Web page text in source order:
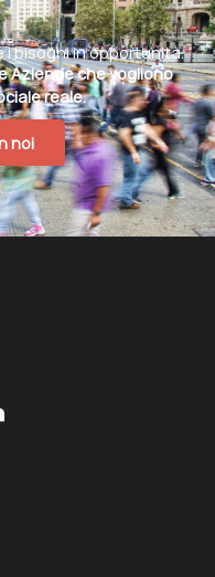
i bisogni in opportunità.
Aziende che vogliono
reale.
noi